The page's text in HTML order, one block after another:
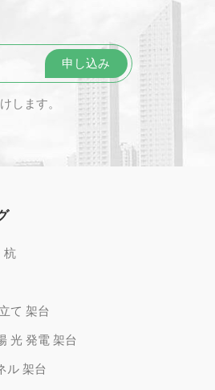
します。
杭
て 架台
光 発電 架台
ル 架台